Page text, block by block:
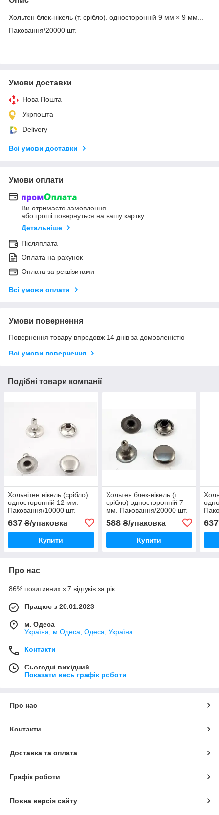
Хольтен блек-нікель (т. срібло). односторонній 9 мм × 9 мм...
Паковання/20000 шт.
Умови доставки
Нова Пошта
Укрпошта
Delivery
Всі умови доставки
Умови оплати
Ви отримаєте замовлення
або гроші повернуться на вашу картку
Детальніше
Післяплата
Оплата на рахунок
Оплата за реквізитами
Всі умови оплати
Умови повернення
Повернення товару впродовж 14 днів за домовленістю
Всі умови повернення
Подібні товари компанії
Хольнітен нікель (срібло)
односторонній 12 мм.
Паковання/10000 шт.
637 ₴/упаковка
Купити
Хольтен блек-нікель (т.
срібло) односторонній 7
мм. Паковання/20000 шт.
588₴/упаковка
Купити
637
Про нас
86% позитивних з 7 відгуків за рік
Працює з 20.01.2023
м. Одеса
Україна, м.Одеса, Одеса, Україна
Контакти
Сьогодні вихідний
Показати весь графік роботи
Про нас
Контакти
Доставка та оплата
Графік роботи
Повна версія сайту